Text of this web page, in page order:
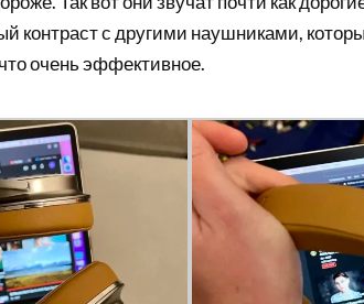
контраст с другими наушниками,
очень эффективное.